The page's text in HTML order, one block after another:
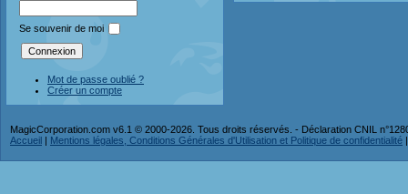
Se souvenir de moi
Mot de passe oublié ?
Créer un compte
MagicCorporation.com v6.1 © 2000-2026. Tous droits réservés. - Déclaration CNIL
Accueil | Mentions légales, Conditions Générales d'Utilisation et Politique de confidentialité